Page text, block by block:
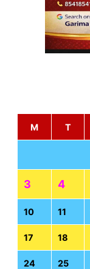
M
T
3 4
10 11
17 18
24 25